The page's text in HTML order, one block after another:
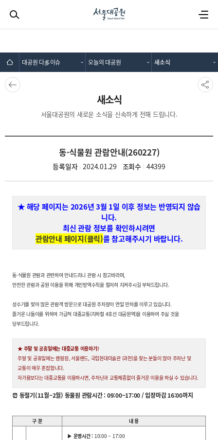
대공원 다多이슈 오늘의 대공원 새소식
뒤로가
기
SNS공
유
새소식
서울대공원의 새로운 소식을 신속하게 전해 드립니다.
동·식물원 관람안내(260227)
등록일자 2024.01.29 조회수 44399
★ 해당 페이지는 2026년 3월 1일 이후 정보는 반영되지 않습
니다.
최신 관람 정보를 확인하시려면
관람안내 페이지(클릭)를 참고해주시기 바랍니다.
동·식물원 관람과 관련하여 안내드리니 관람 시 참고바라며,
안전한 관람과 공원 이용을 위해 개인방역수칙을 철저히 지켜주시길 부탁드립니다.
성수기를 맞아 많은 관람객 방문으로 대공원 주차장이 연일 만차를 이루고 있습니다.
즐거운 나들이를 위하여 가급적 대중교통(지하철 4호선 대공원역)을 이용하여 주실 것을
당부드립니다.
★ 주말 및 공휴일에는 대중교통 이용하기!
주말 및 공휴일에는 캠핑장, 서울랜드, 국립현대미술관 (과천)을 찾는 분들이 많아 주차난 및
교통이 매우 혼잡합니다.
자가용보다는 대중교통을 이용하시면, 주차난과 교통체증없이 즐거운 이용을 하실 수 있습니다.
⏰ 동절기(11월~2월) 동물원 관람시간 : 09:00~17:00 / 입장마감 16:00까지
구 분 내 용
▶ 운영시간 : 10:00 ~ 17:00